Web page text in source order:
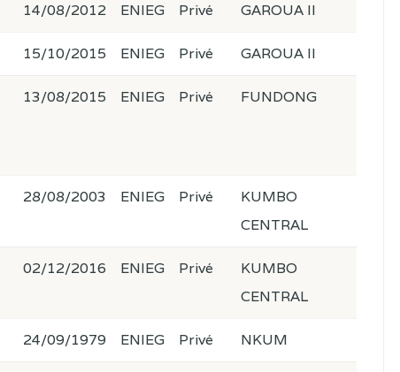
14/08/2012 ENIEG Privé GAROUA II
15/10/2015 ENIEG Privé GAROUA II
13/08/2015 ENIEG Privé FUNDONG
28/08/2003 ENIEG Privé
KUMBO
CENTRAL
02/12/2016 ENIEG Privé
KUMBO
CENTRAL
24/09/1979 ENIEG Privé NKUM